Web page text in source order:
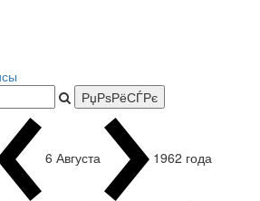
6 Августа 1962 года